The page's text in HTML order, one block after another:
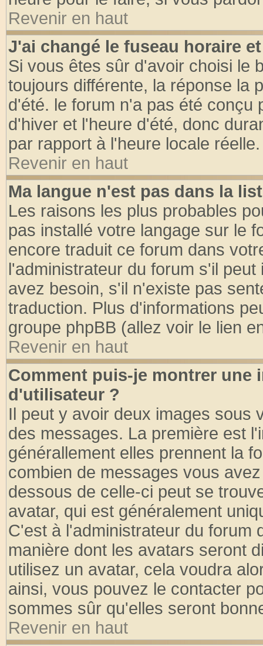
Revenir en haut
J'ai changé le fuseau horaire
Si vous êtes sûr d'avoir choisi le
toujours différente, la réponse la
d'été. le forum n'a pas été conçu
d'hiver et l'heure d'été, donc
par rapport à l'heure locale réelle.
Revenir en haut
Ma langue n'est pas dans la
Les raisons les plus probables
pas installé votre langage sur le
encore traduit ce forum dans
l'administrateur du forum s'il
avez besoin, s'il n'existe pas
traduction. Plus d'informations
groupe phpBB (allez voir le lien
Revenir en haut
Comment puis-je montrer une
d'utilisateur ?
Il peut y avoir deux images sous
des messages. La première est
générallement elles prennent la
combien de messages vous
dessous de celle-ci peut se
avatar, qui est généralement
C'est à l'administrateur du forum
manière dont les avatars seront
utilisez un avatar, cela voudra
ainsi, vous pouvez le contacter
sommes sûr qu'elles seront
Revenir en haut